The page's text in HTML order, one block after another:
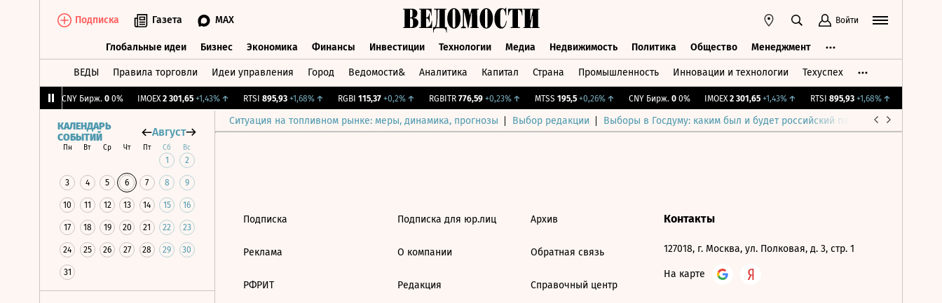
Подписка Газета MAX Войти
Глобальные идеи Бизнес Экономика Финансы Инвестиции Технологии Медиа Недвижимость Политика Общество Менеджмент
ВЕДЫ Правила торговли Идеи управления Город Ведомости& Аналитика Капитал Страна Промышленность Инновации и технологии Техуспех
CNY Бирж. 0 0% IMOEX 2 301,65 +1,43%↑ RTSI 895,93 +1,68%↑ RGBI 115,37 +0,2%↑ RGBITR 776,59 +0,23%↑ MTSS 195,5 +0,26%↑ CNY Бирж. 0 0% IMOEX 2 301,65 +1,43%↑ RTSI 895,93 +1,68%↑
Ситуация на топливном рынке: меры, динамика, прогнозы Выбор редакции Выборы в Госдуму: каким был и будет российский парламент
КАЛЕНДАРЬ
СОБЫТИЙ
Август
Пн Вт Ср Чт Пт Сб Вс
1 2
3 4 5 6 7 8 9
10 11 12 13 14 15 16
17 18 19 20 21 22 23
24 25 26 27 28 29 30
31
Подписка
Реклама
РФРИТ
Подписка для юр.лиц
О компании
Редакция
Архив
Обратная связь
Справочный центр
Контакты
127018, г. Москва, ул. Полковая, д. 3, стр. 1
На карте